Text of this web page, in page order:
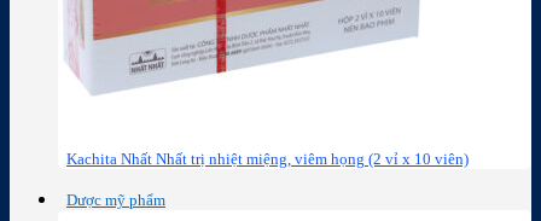
Kachita Nhất Nhất trị nhiệt miệng, viêm họng (2 vỉ x 10 viên)
Dược mỹ phẩm